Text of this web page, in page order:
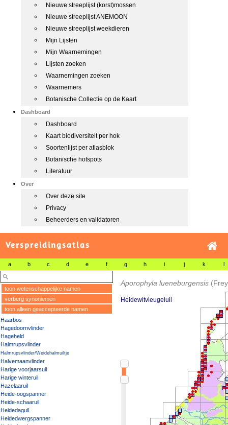
Nieuwe streeplijst (korst)mossen
Nieuwe streeplijst ANEMOON
Nieuwe streeplijst weekdieren
Mijn Lijsten
Mijn Waarnemingen
Lijsten zoeken
Waarnemingen zoeken
Waarnemers
Botanische Collectie op de Kaart
Dashboard
Dashboard
Kaart biodiversiteit per hok
Soortenlijst per atlasblok
Botanische hotspots
Literatuur
Over
Over deze site
Privacy
Beheerders en validatoren
Verspreidingsatlas
a b c d e f g h i j k l
toon wetenschappelijke namen
verberg synoniemen
toon alleen geaccepteerde namen
Haarbos
Hagedoornvlinder
Hageheld
Halmrupsvlinder
Halmrupsvlinder/Weidehalmuiltje
Halvemaanvlinder
Harige voorjaarsuil
Harige winteruil
Hazelaaruil
Heide-oogspanner
Heide-schaaruil
Heidedaguil
Heidedwergspanner
Aporophyla lueneburgensis
Heidewitvleugeluil